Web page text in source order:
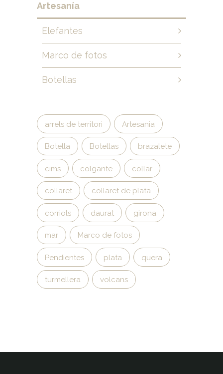
Artesanía
Elefantes
Marco de fotos
Botellas
arrels de territori Artesania
Botella Botellas brazalete
cims colgante collar
collaret collaret de plata
corriols daurat girona
mar Marco de fotos
Pendientes plata quera
turmellera volcans